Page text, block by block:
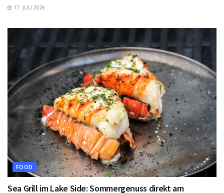
17. JULI 2026
FOOD
Sea Grill im Lake Side: Sommergenuss direkt am